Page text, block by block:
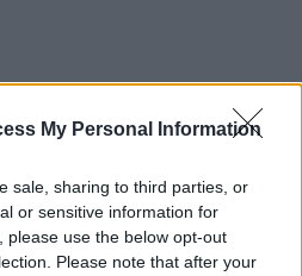
My Personal Information
sale, sharing to third parties, or
or sensitive information for
please use the below opt-out
Please note that after your